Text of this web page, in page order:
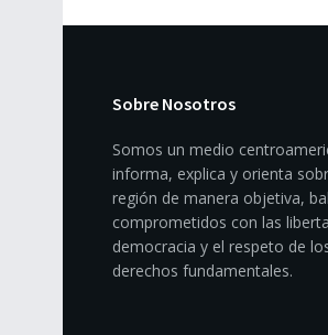
Sobre Nosotros
Somos un medio
informa, explica y orienta
región de manera objetiva,
comprometidos con las
democracia y el respeto de
derechos fundamentales.